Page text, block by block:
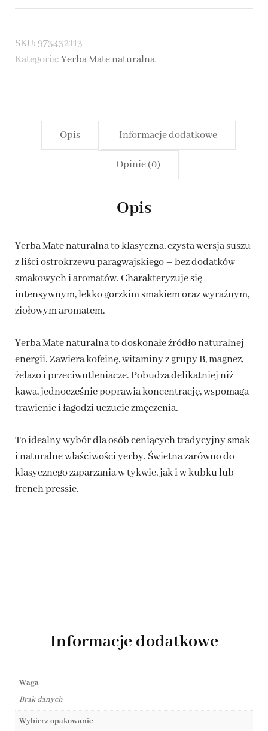
Mate
SKU: 973432113
Kategoria:Yerba Mate naturalna
Opis Informacje dodatkowe
Opinie (0)
Opis
Yerba Mate naturalna to klasyczna, czysta wersja suszu
z liści ostrokrzewu paragwajskiego – bez dodatków
smakowych i aromatów. Charakteryzuje się
intensywnym, lekko gorzkim smakiem oraz wyraźnym,
ziołowym aromatem.
Yerba Mate naturalna to doskonałe źródło naturalnej
energii. Zawiera kofeinę, witaminy z grupy B, magnez,
żelazo i przeciwutleniacze. Pobudza delikatniej niż
kawa, jednocześnie poprawia koncentrację, wspomaga
trawienie i łagodzi uczucie zmęczenia.
To idealny wybór dla osób ceniących tradycyjny smak
i naturalne właściwości yerby. Świetna zarówno do
klasycznego zaparzania w tykwie, jak i w kubku lub
french pressie.
Informacje dodatkowe
Waga
Brak danych
Wybierz opakowanie